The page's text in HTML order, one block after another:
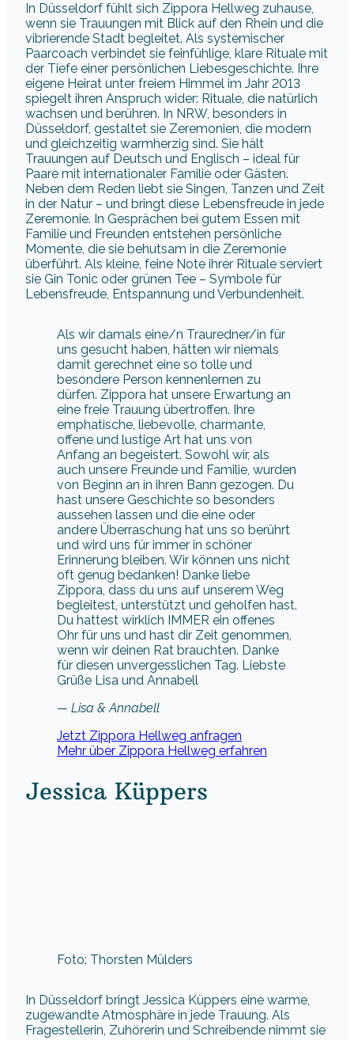
In Düsseldorf fühlt sich Zippora Hellweg zuhause,
wenn sie Trauungen mit Blick auf den Rhein und die
vibrierende Stadt begleitet. Als systemischer
Paarcoach verbindet sie feinfühlige, klare Rituale mit
der Tiefe einer persönlichen Liebesgeschichte. Ihre
eigene Heirat unter freiem Himmel im Jahr 2013
spiegelt ihren Anspruch wider: Rituale, die natürlich
wachsen und berühren. In NRW, besonders in
Düsseldorf, gestaltet sie Zeremonien, die modern
und gleichzeitig warmherzig sind. Sie hält
Trauungen auf Deutsch und Englisch – ideal für
Paare mit internationaler Familie oder Gästen.
Neben dem Reden liebt sie Singen, Tanzen und Zeit
in der Natur – und bringt diese Lebensfreude in jede
Zeremonie. In Gesprächen bei gutem Essen mit
Familie und Freunden entstehen persönliche
Momente, die sie behutsam in die Zeremonie
überführt. Als kleine, feine Note ihrer Rituale serviert
sie Gin Tonic oder grünen Tee – Symbole für
Lebensfreude, Entspannung und Verbundenheit.
Als wir damals eine/n Trauredner/in für
uns gesucht haben, hätten wir niemals
damit gerechnet eine so tolle und
besondere Person kennenlernen zu
dürfen. Zippora hat unsere Erwartung an
eine freie Trauung übertroffen. Ihre
emphatische, liebevolle, charmante,
offene und lustige Art hat uns von
Anfang an begeistert. Sowohl wir, als
auch unsere Freunde und Familie, wurden
von Beginn an in ihren Bann gezogen. Du
hast unsere Geschichte so besonders
aussehen lassen und die eine oder
andere Überraschung hat uns so berührt
und wird uns für immer in schöner
Erinnerung bleiben. Wir können uns nicht
oft genug bedanken! Danke liebe
Zippora, dass du uns auf unserem Weg
begleitest, unterstützt und geholfen hast.
Du hattest wirklich IMMER ein offenes
Ohr für uns und hast dir Zeit genommen,
wenn wir deinen Rat brauchten. Danke
für diesen unvergesslichen Tag. Liebste
Grüße Lisa und Annabell
— Lisa & Annabell
Jetzt Zippora Hellweg anfragen
Mehr über Zippora Hellweg erfahren
Jessica Küppers
Foto: Thorsten Mülders
In Düsseldorf bringt Jessica Küppers eine warme,
zugewandte Atmosphäre in jede Trauung. Als
Fragestellerin, Zuhörerin und Schreibende nimmt sie